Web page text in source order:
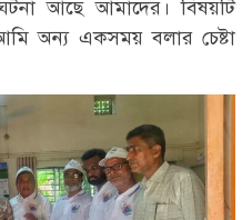
আছে আমাদের। বিষয়টি
অন্য একসময় বলার চেষ্টা